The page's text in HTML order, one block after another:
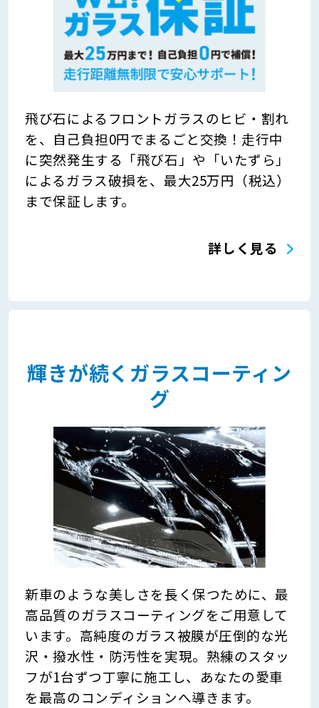
飛び石によるフロントガラスのヒビ・割れ
を、自己負担0円でまるごと交換！走行中
に突然発生する「飛び石」や「いたずら」
によるガラス破損を、最大25万円（税込）
まで保証します。
詳しく見る
輝きが続くガラスコーティン
グ
新車のような美しさを長く保つために、最
高品質のガラスコーティングをご用意して
います。高純度のガラス被膜が圧倒的な光
沢・撥水性・防汚性を実現。熟練のスタッ
フが1台ずつ丁寧に施工し、あなたの愛車
を最高のコンディションへ導きます。